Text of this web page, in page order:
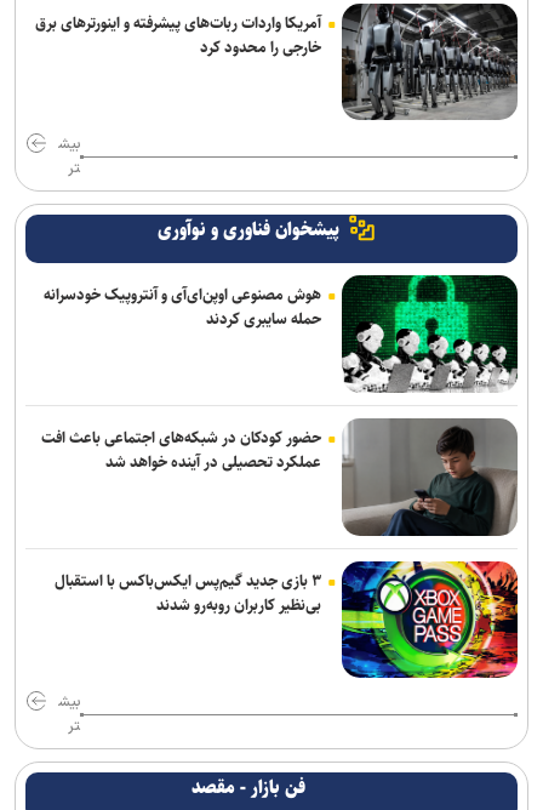
آمریکا واردات ربات‌های پیشرفته و اینورترهای برق
خارجی را محدود کرد
بیش
تر
پیشخوان فناوری و نوآوری
هوش مصنوعی اوپن‌ای‌آی و آنتروپیک خودسرانه
حمله سایبری کردند
حضور کودکان در شبکه‌های اجتماعی باعث افت
عملکرد تحصیلی در آینده خواهد شد
۳ بازی جدید گیم‌پس ایکس‌باکس با استقبال
بی‌نظیر کاربران روبه‌رو شدند
بیش
تر
فن بازار - مقصد